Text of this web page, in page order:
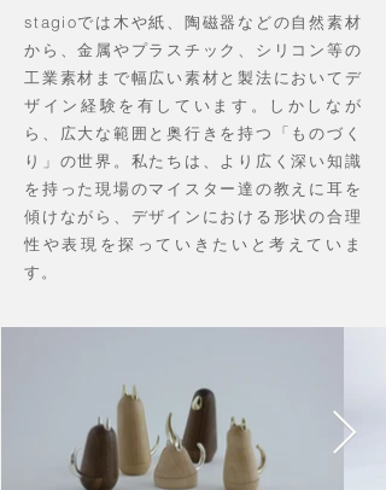
stagioでは木や紙、陶磁器などの自然素材
から、金属やプラスチック、シリコン等の
工業素材まで幅広い素材と製法においてデ
ザイン経験を有しています。しかしなが
ら、広大な範囲と奥行きを持つ「ものづく
り」の世界。私たちは、より広く深い知識
を持った現場のマイスター達の教えに耳を
傾けながら、デザインにおける形状の合理
性や表現を探っていきたいと考えていま
す。